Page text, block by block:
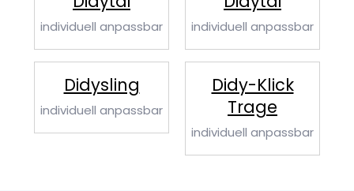
individuell anpassbar individuell anpassbar
Didysling
individuell anpassbar
Didy-Klick
Trage
individuell anpassbar